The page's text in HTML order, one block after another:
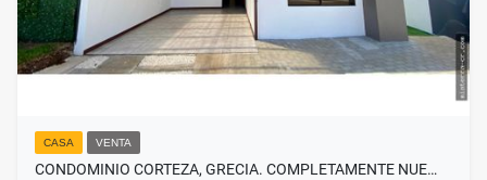
CASA VENTA
CONDOMINIO CORTEZA, GRECIA. COMPLETAMENTE NUE…